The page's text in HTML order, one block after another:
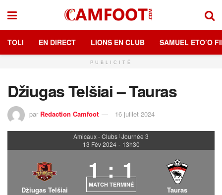
TOLI EN DIRECT LIONS EN CLUB SAMUEL ETO’O
PUBLICITÉ
Džiugas Telšiai – Tauras
par Redaction Camfoot 16 juillet 2024
Amicaux - Clubs | Journée 3
13 Fév 2024 - 13h30
Džiugas Telšiai
1 : 1
MATCH TERMINÉ
Tauras